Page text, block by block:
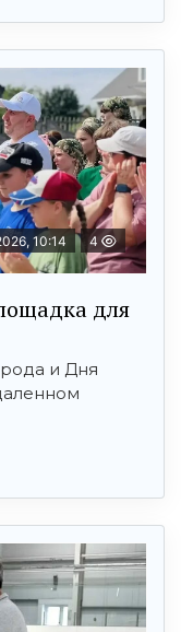
10:14 4
для
и Дня